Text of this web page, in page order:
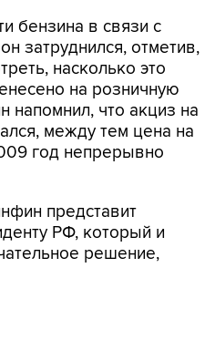
бензина в связи с
затруднился, отметив,
насколько это
на розничную
напомнил, что акциз на
между тем цена на
год непрерывно
представит
РФ, который и
решение,